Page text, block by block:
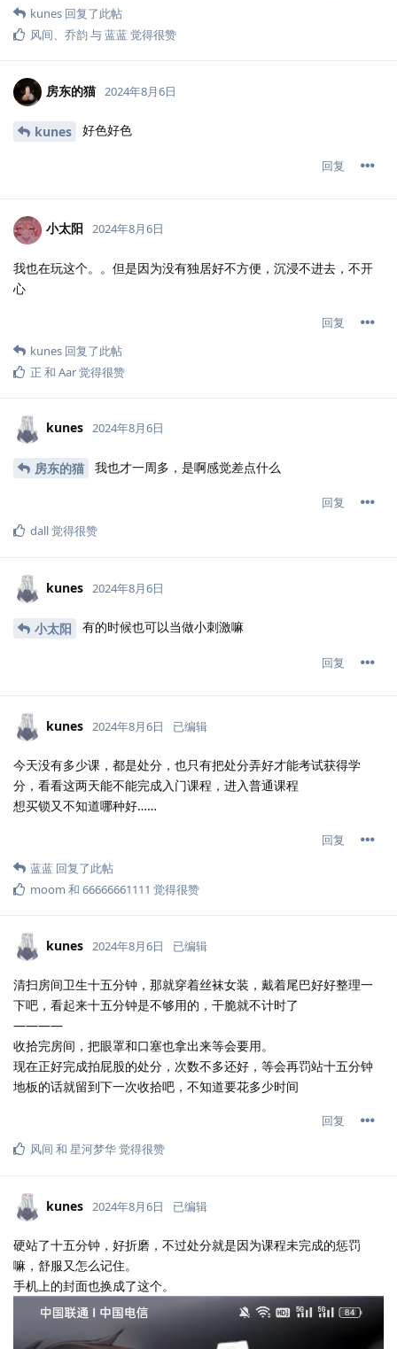
kunes 回复了此帖
风间、 乔韵与蓝蓝觉得很赞
房东的猫 2024年8月6日
kunes 好色好色
回复
小太阳 2024年8月6日
我也在玩这个。。但是因为没有独居好不方便，沉浸不进去，不开
心
回复
kunes 回复了此帖
正 和 Aar觉得很赞
kunes 2024年8月6日
房东的猫 我也才一周多，是啊感觉差点什么
回复
dall觉得很赞
kunes 2024年8月6日
小太阳 有的时候也可以当做小刺激嘛
回复
kunes 2024年8月6日 已编辑
今天没有多少课，都是处分，也只有把处分弄好才能考试获得学
分，看看这两天能不能完成入门课程，进入普通课程
想买锁又不知道哪种好……
回复
蓝蓝 回复了此帖
moom 和 66666661111 觉得很赞
kunes 2024年8月6日 已编辑
清扫房间卫生十五分钟，那就穿着丝袜女装，戴着尾巴好好整理一
下吧，看起来十五分钟是不够用的，干脆就不计时了
————
收拾完房间，把眼罩和口塞也拿出来等会要用。
现在正好完成拍屁股的处分，次数不多还好，等会再罚站十五分钟
地板的话就留到下一次收拾吧，不知道要花多少时间
回复
风间 和 星河梦华觉得很赞
kunes 2024年8月6日 已编辑
硬站了十五分钟，好折磨，不过处分就是因为课程未完成的惩罚
嘛，舒服又怎么记住。
手机上的封面也换成了这个。